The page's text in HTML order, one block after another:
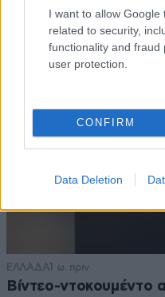
I want to allow Google
related to security,
functionality and
user protection.
CONFIRM
Data Deletion
ΕΛΛΑΔΑ1 ω. πριν
Βίντεο-